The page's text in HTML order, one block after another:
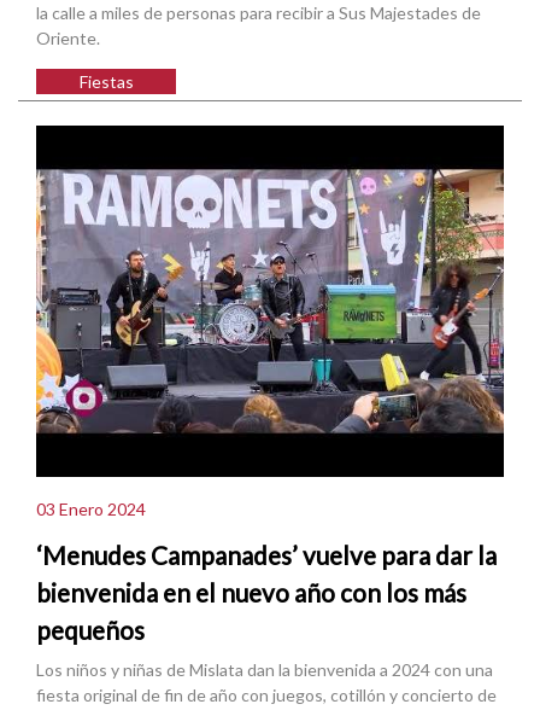
la calle a miles de personas para recibir a Sus Majestades de
Oriente.
Fiestas
03 Enero 2024
‘Menudes Campanades’ vuelve para dar la
bienvenida en el nuevo año con los más
pequeños
Los niños y niñas de Mislata dan la bienvenida a 2024 con una
fiesta original de fin de año con juegos, cotillón y concierto de